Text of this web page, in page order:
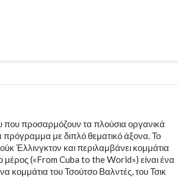
που προσαρμόζουν τα πλούσια οργανικά
πρόγραμμα με διπλό θεματικό άξονα. Το
Έλλινγκτον και περιλαμβάνει κομμάτια
(«From Cuba to the World») είναι ένα
κομμάτια του Τσούτσο Βαλντές, του Τσικ